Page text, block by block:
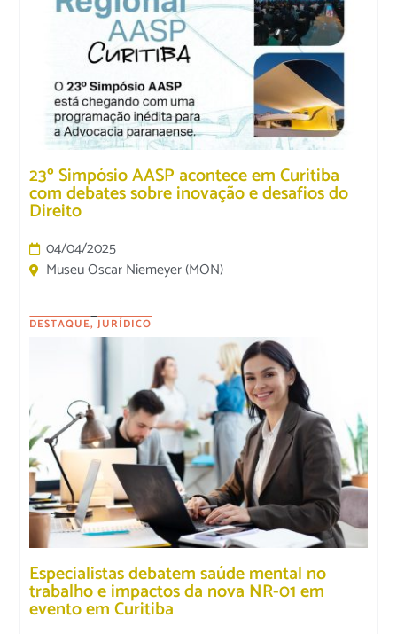
23º Simpósio AASP acontece em Curitiba
com debates sobre inovação e desafios do
Direito
04/04/2025
Museu Oscar Niemeyer (MON)
DESTAQUE,JURÍDICO
Especialistas debatem saúde mental no
trabalho e impactos da nova NR-01 em
evento em Curitiba